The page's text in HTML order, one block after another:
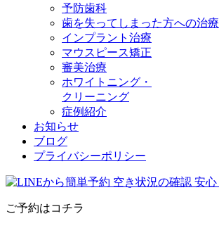
予防歯科
歯を失ってしまった方への治療
インプラント治療
マウスピース矯正
審美治療
ホワイトニング・
クリーニング
症例紹介
お知らせ
ブログ
プライバシーポリシー
ご予約はコチラ